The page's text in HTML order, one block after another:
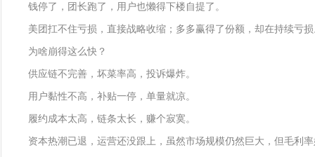
钱停了，团长跑了，用户也懒得下楼自提了。
美团扛不住亏损，直接战略收缩；多多赢得了份额，却在持续亏
为啥崩得这么快？
供应链不完善，坏菜率高，投诉爆炸。
用户黏性不高，补贴一停，单量就凉。
履约成本太高，链条太长，赚个寂寞。
资本热潮已退，运营还没跟上，虽然市场规模仍然巨大，但毛利